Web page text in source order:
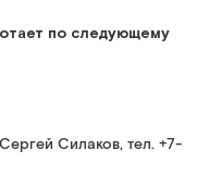
по следующему
Силаков, тел. +7-